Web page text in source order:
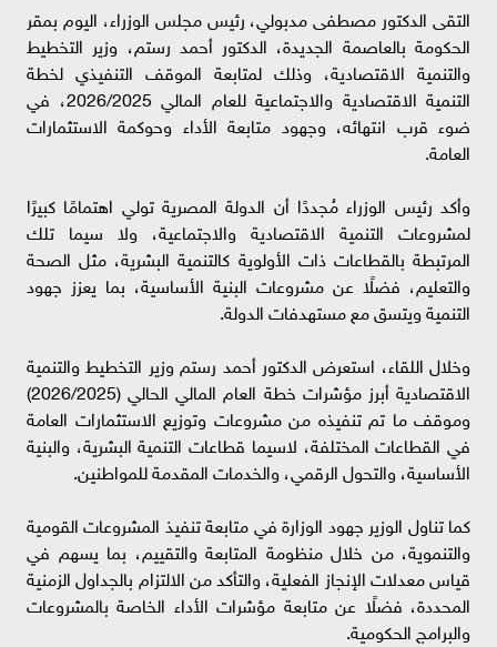
التقى الدكتور مصطفى مدبولي، رئيس مجلس الوزراء، اليوم بمقر
الحكومة بالعاصمة الجديدة، الدكتور أحمد رستم، وزير التخطيط
والتنمية الاقتصادية، وذلك لمتابعة الموقف التنفيذي لخطة
التنمية الاقتصادية والاجتماعية للعام المالي 2026/2025، في
ضوء قرب انتهائه، وجهود متابعة الأداء وحوكمة الاستثمارات
العامة.
وأكد رئيس الوزراء مُجددًا أن الدولة المصرية تولي اهتمامًا كبيرًا
لمشروعات التنمية الاقتصادية والاجتماعية، ولا سيما تلك
المرتبطة بالقطاعات ذات الأولوية كالتنمية البشرية، مثل الصحة
والتعليم، فضلًا عن مشروعات البنية الأساسية، بما يعزز جهود
التنمية ويتسق مع مستهدفات الدولة.
وخلال اللقاء، استعرض الدكتور أحمد رستم وزير التخطيط والتنمية
الاقتصادية أبرز مؤشرات خطة العام المالي الحالي (2026/2025)
وموقف ما تم تنفيذه من مشروعات وتوزيع الاستثمارات العامة
في القطاعات المختلفة، لاسيما قطاعات التنمية البشرية، والبنية
الأساسية، والتحول الرقمي، والخدمات المقدمة للمواطنين.
كما تناول الوزير جهود الوزارة في متابعة تنفيذ المشروعات القومية
والتنموية، من خلال منظومة المتابعة والتقييم، بما يسهم في
قياس معدلات الإنجاز الفعلية، والتأكد من الالتزام بالجداول الزمنية
المحددة، فضلًا عن متابعة مؤشرات الأداء الخاصة بالمشروعات
والبرامج الحكومية.